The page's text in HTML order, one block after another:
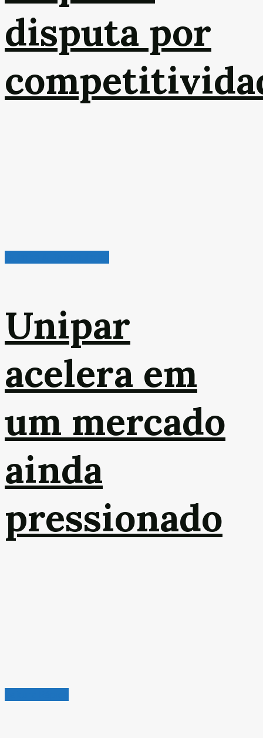
disputa por
Unipar
acelera em
um mercado
ainda
pressionado